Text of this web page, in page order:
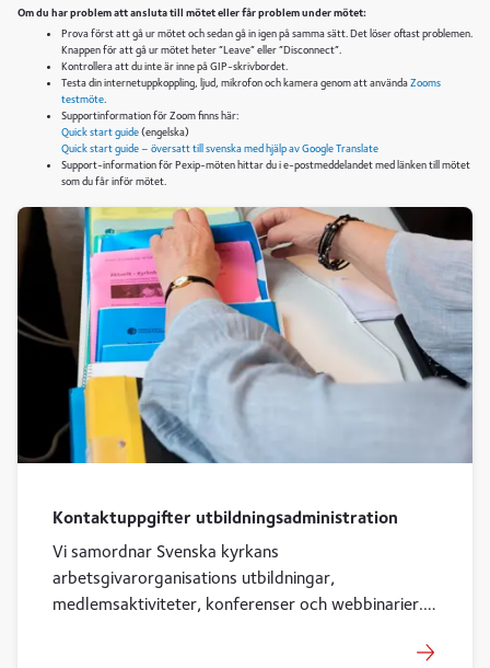
Om du har problem att ansluta till mötet eller får problem under mötet:
Prova först att gå ur mötet och sedan gå in igen på samma sätt. Det löser oftast problemen.
Knappen för att gå ur mötet heter ”Leave” eller ”Disconnect”.
Kontrollera att du inte är inne på GIP-skrivbordet.
Testa din internetuppkoppling, ljud, mikrofon och kamera genom att användaZooms
testmöte
Supportinformation för Zoom finns här:
Quick start guide(engelska)
Quick start guide – översatt till svenska med hjälp av Google Translate
Support-information för Pexip-möten hittar du i e-postmeddelandet med länken till mötet
som du får inför mötet.
Kontaktuppgifter utbildningsadministration
Vi samordnar Svenska kyrkans
arbetsgivarorganisations utbildningar,
medlemsaktiviteter, konferenser och webbinarier.